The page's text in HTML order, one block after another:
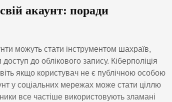
акаунт: поради
можуть стати інструментом шахраїв,
до облікового запису. Кіберполіція
якщо користувач не є публічною особою
у соціальних мережах може стати ціллю
все частіше використовують зламані